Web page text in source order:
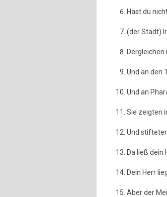
Hast du
(der Stadt)
Und an den
Und an
Sie zeigten
Und
Da ließ dein
Dein Herr
Aber der